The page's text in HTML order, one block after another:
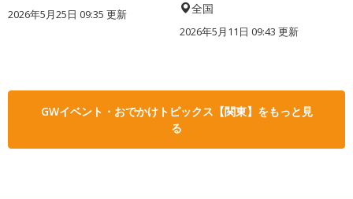
2026年5月25日 09:35 更新 全国
2026年5月11日 09:43 更新
GWイベント・おでかけトピックス【関東】をもっと見
る